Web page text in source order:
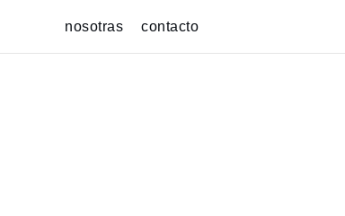
content
nosotras contacto